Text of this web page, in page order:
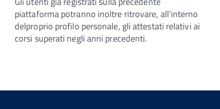
piattaforma potranno inoltre ritrovare, all’interno
delproprio profilo personale, gli attestati relativi ai
corsi superati negli anni precedenti.